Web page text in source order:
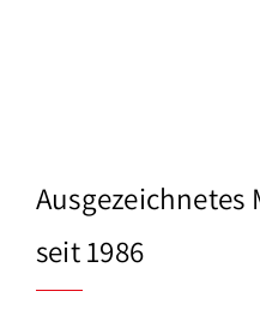
seit 1986